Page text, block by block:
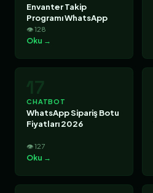
Envanter Takip
Programı WhatsApp
👁 128
Oku →
17
CHATBOT
WhatsApp Sipariş Botu
Fiyatları 2026
👁 127
Oku →